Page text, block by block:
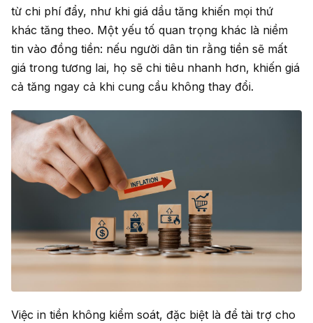
từ chi phí đẩy, như khi giá dầu tăng khiến mọi thứ
khác tăng theo. Một yếu tố quan trọng khác là niềm
tin vào đồng tiền: nếu người dân tin rằng tiền sẽ mất
giá trong tương lai, họ sẽ chi tiêu nhanh hơn, khiến giá
cả tăng ngay cả khi cung cầu không thay đổi.
Việc in tiền không kiểm soát, đặc biệt là để tài trợ cho